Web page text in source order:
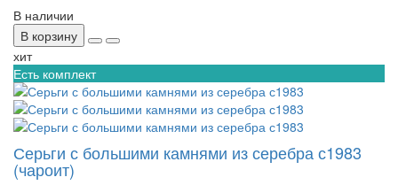
В наличии
В корзину
хит
Есть комплект
Серьги с большими камнями из серебра с1983
(чароит)